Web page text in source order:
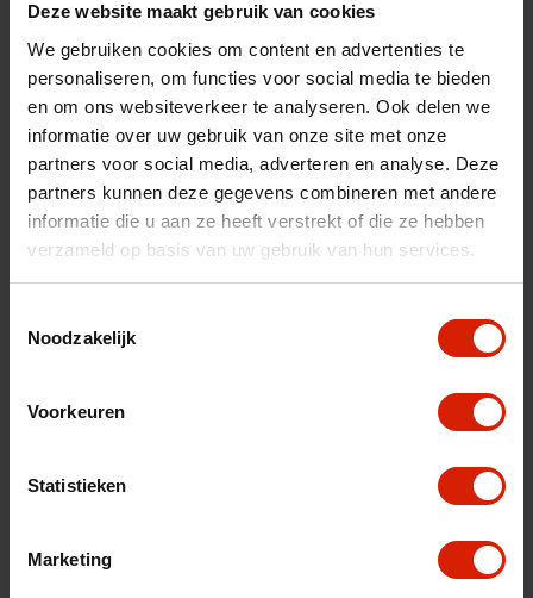
Deze website maakt gebruik van cookies
We gebruiken cookies om content en advertenties te
personaliseren, om functies voor social media te bieden
en om ons websiteverkeer te analyseren. Ook delen we
informatie over uw gebruik van onze site met onze
partners voor social media, adverteren en analyse. Deze
partners kunnen deze gegevens combineren met andere
informatie die u aan ze heeft verstrekt of die ze hebben
verzameld op basis van uw gebruik van hun services.
Noodzakelijk
Voorkeuren
Statistieken
Marketing
Contact
nl
fr es
Produits associés au mot-
clé krukkenhouder
Trier par: